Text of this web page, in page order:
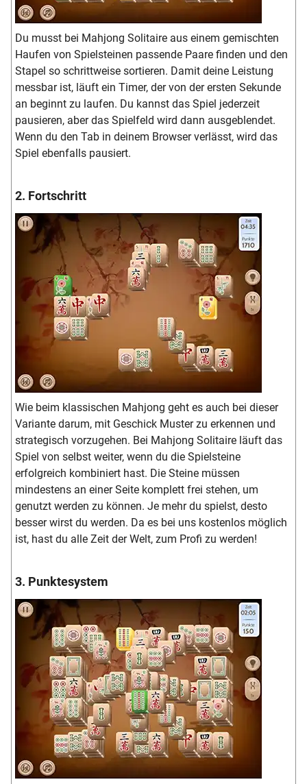
Du musst bei Mahjong Solitaire aus einem gemischten
Haufen von Spielsteinen passende Paare finden und den
Stapel so schrittweise sortieren. Damit deine Leistung
messbar ist, läuft ein Timer, der von der ersten Sekunde
an beginnt zu laufen. Du kannst das Spiel jederzeit
pausieren, aber das Spielfeld wird dann ausgeblendet.
Wenn du den Tab in deinem Browser verlässt, wird das
Spiel ebenfalls pausiert.
2. Fortschritt
Wie beim klassischen Mahjong geht es auch bei dieser
Variante darum, mit Geschick Muster zu erkennen und
strategisch vorzugehen. Bei Mahjong Solitaire läuft das
Spiel von selbst weiter, wenn du die Spielsteine
erfolgreich kombiniert hast. Die Steine müssen
mindestens an einer Seite komplett frei stehen, um
genutzt werden zu können. Je mehr du spielst, desto
besser wirst du werden. Da es bei uns kostenlos möglich
ist, hast du alle Zeit der Welt, zum Profi zu werden!
3. Punktesystem